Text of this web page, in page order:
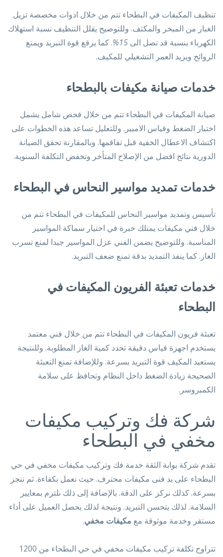
تنظيف المكيفات في البطحاء تتم من خلال ادوات مخصصة تزيل
الغبار من المبخر والمكثف. وللتوضيح يقلل التنظيف نسبة استهلاك
الكهرباء بنسبة قد تصل الى 15%
. كما يرفع قوة التبريد ويمنع
الروائح ويزيد العمر التشغيلي للمكيف.
خدمات صيانة مكيفات بالبطحاء
صيانة المكيفات في البطحاء تتم من خلال فحص شامل يشمل
اختبار الضغط وقياس الامبير. وللتعليل تساعد هذه الخطوات على
اكتشاف الاعطال الخفية قبل تفاقمها. وبالمقارنة تحقق الصيانة
الدورية نتائج افضل من الإصلاح المتأخر وتخفض التكلفة السنوية.
خدمات تمديد مواسير النحاس في البطحاء
تأسيس وتمديد مواسير النحاس للمكيفات في البطحاء تتم من
خلال فني مكيفات يمتلك خبرة في اختيار سماكة المواسير
المناسبة. وللتوضيح يضمن الفني عزل المواسير جيدا لمنع تسرب
الغاز. كما ينفذ التمديد بدقة تمنع ضعف التبريد.
خدمات تعبئة الفريون المكيفات في
البطحاء
تعبئة فريون المكيفات في البطحاء تتم من خلال فني معتمد
يستخدم اجهزة قياس دقيقة تحدد كمية الغاز المطلوبة. وللنتيجة
يستعيد المكيف قوة التبريد بسرعة. وللإضافة تمنع التعبئة
الصحيحة زيادة الضغط داخل النظام وتحافظ على سلامة
الكمبروسر.
شركة فك وتركيب مكيفات
مخفي في البطحاء
تقدم شركة بوابة الثقة خدمة فك وتركيب مكيفات مخفي في حي
البطحاء على يد فنى مكيفات محترف. حيث نعمل بكفاءة. ثم ننجز
بسرعة. كذلك نركز على الدقة. بالإضافة إلى ذلك نلتزم بمعايير
السلامة. لذلك يتحسن التبريد. ونتيجة لذلك يحصل العميل على أداء
مستقر وخدمة موثوقة مع مكيفات مخفي.
تتراوح تكلفة تركيب مكيفات مخفي في حي البطحاء من 1200